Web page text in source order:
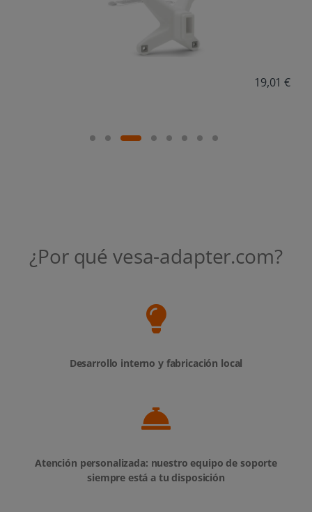
19,01 €
¿Por qué vesa-adapter.com?
Desarrollo interno y fabricación local
Atención personalizada: nuestro equipo de soporte
siempre está a tu disposición